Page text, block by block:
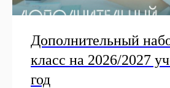
Дополнительный
класс на 2026/2027
год